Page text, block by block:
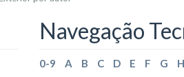
Navegação
0-9 A B C D E F G H